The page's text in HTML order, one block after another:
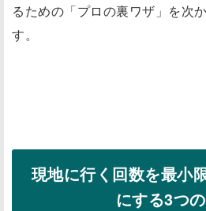
るための「プロの裏ワザ」を次
す。
現地に行く回数を最小
にする3つ